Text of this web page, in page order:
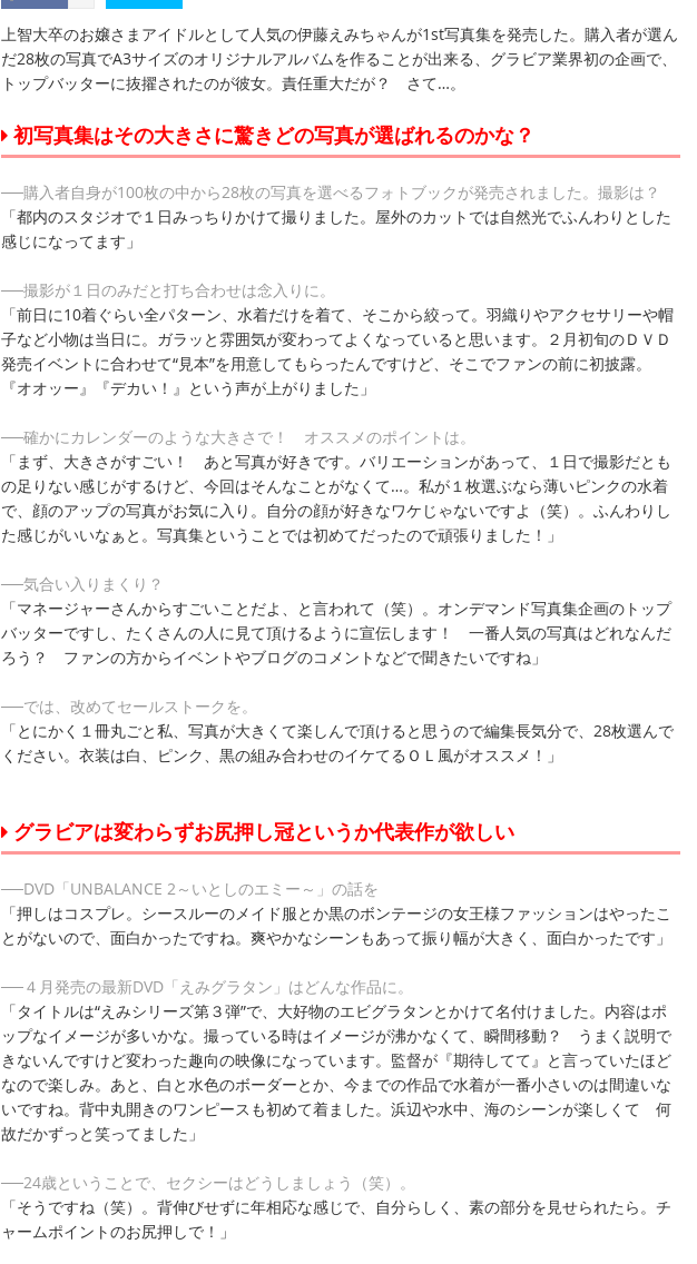
上智大卒のお嬢さまアイドルとして人気の伊藤えみちゃんが1st写真集を発売した。購入者が選ん
だ28枚の写真でA3サイズのオリジナルアルバムを作ることが出来る、グラビア業界初の企画で、
トップバッターに抜擢されたのが彼女。責任重大だが？ さて…。
初写真集はその大きさに驚きどの写真が選ばれるのかな？
──購入者自身が100枚の中から28枚の写真を選べるフォトブックが発売されました。撮影は？
「都内のスタジオで１日みっちりかけて撮りました。屋外のカットでは自然光でふんわりとした
感じになってます」
──撮影が１日のみだと打ち合わせは念入りに。
「前日に10着ぐらい全パターン、水着だけを着て、そこから絞って。羽織りやアクセサリーや帽
子など小物は当日に。ガラッと雰囲気が変わってよくなっていると思います。２月初旬のＤＶＤ
発売イベントに合わせて“見本”を用意してもらったんですけど、そこでファンの前に初披露。
『オオッー』『デカい！』という声が上がりました」
──確かにカレンダーのような大きさで！ オススメのポイントは。
「まず、大きさがすごい！ あと写真が好きです。バリエーションがあって、１日で撮影だとも
の足りない感じがするけど、今回はそんなことがなくて…。私が１枚選ぶなら薄いピンクの水着
で、顔のアップの写真がお気に入り。自分の顔が好きなワケじゃないですよ（笑）。ふんわりし
た感じがいいなぁと。写真集ということでは初めてだったので頑張りました！」
──気合い入りまくり？
「マネージャーさんからすごいことだよ、と言われて（笑）。オンデマンド写真集企画のトップ
バッターですし、たくさんの人に見て頂けるように宣伝します！ 一番人気の写真はどれなんだ
ろう？ ファンの方からイベントやブログのコメントなどで聞きたいですね」
──では、改めてセールストークを。
「とにかく１冊丸ごと私、写真が大きくて楽しんで頂けると思うので編集長気分で、28枚選んで
ください。衣装は白、ピンク、黒の組み合わせのイケてるＯＬ風がオススメ！」
グラビアは変わらずお尻押し冠というか代表作が欲しい
──DVD「UNBALANCE 2～いとしのエミー～」の話を
「押しはコスプレ。シースルーのメイド服とか黒のボンテージの女王様ファッションはやったこ
とがないので、面白かったですね。爽やかなシーンもあって振り幅が大きく、面白かったです」
──４月発売の最新DVD「えみグラタン」はどんな作品に。
「タイトルは“えみシリーズ第３弾”で、大好物のエビグラタンとかけて名付けました。内容はポ
ップなイメージが多いかな。撮っている時はイメージが沸かなくて、瞬間移動？ うまく説明で
きないんですけど変わった趣向の映像になっています。監督が『期待してて』と言っていたほど
なので楽しみ。あと、白と水色のボーダーとか、今までの作品で水着が一番小さいのは間違いな
いですね。背中丸開きのワンピースも初めて着ました。浜辺や水中、海のシーンが楽しくて 何
故だかずっと笑ってました」
──24歳ということで、セクシーはどうしましょう（笑）。
「そうですね（笑）。背伸びせずに年相応な感じで、自分らしく、素の部分を見せられたら。チ
ャームポイントのお尻押しで！」